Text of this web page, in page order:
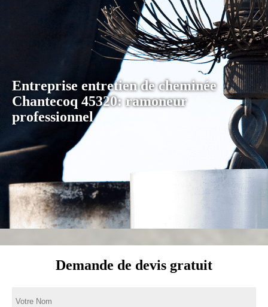
Entreprise entretien de cheminée
Chantecoq 45320: ramoneur
professionnel
Demande de devis gratuit